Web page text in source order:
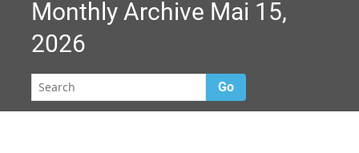
Monthly Archive Mai 15,
2026
Go